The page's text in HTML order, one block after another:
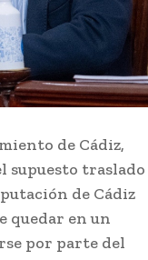
de Cádiz,
supuesto traslado
de Cádiz
quedar en un
por parte del